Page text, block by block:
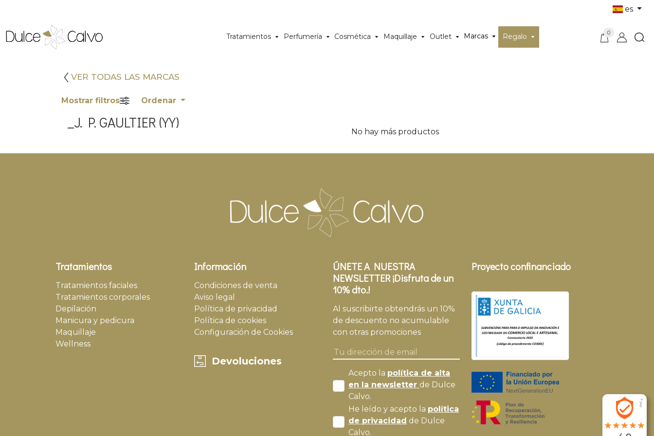
es
Tratamientos Perfumería Cosmética Maquillaje Outlet Marcas Regalo 0
VER TODAS LAS MARCAS
Mostrar filtros Ordenar
_J. P. GAULTIER (YY)
No hay más productos
Tratamientos
Tratamientos faciales
Tratamientos corporales
Depilación
Manicura y pedicura
Maquillaje
Wellness
Información
Condiciones de venta
Aviso legal
Política de privacidad
Política de cookies
Configuración de Cookies
Devoluciones
ÚNETE A NUESTRA
NEWSLETTER ¡Disfruta de un
10% dto.!
Al suscribirte obtendrás un 10%
de descuento no acumulable
con otras promociones
Acepto la política de alta
en la newsletter de Dulce
Calvo.
He leído y acepto la política
de privacidad de Dulce
Calvo.
Proyecto confinanciado